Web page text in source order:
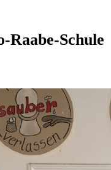
Raabe-Schule